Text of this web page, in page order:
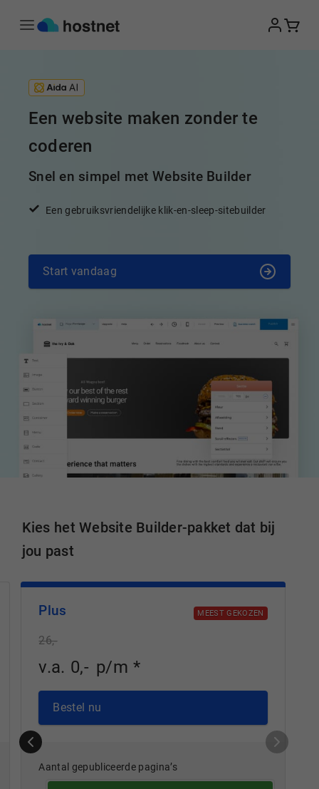
Een website maken zonder te
coderen
Snel en simpel met Website Builder
Een gebruiksvriendelijke klik-en-sleep-sitebuilder
Start vandaag
Kies het Website Builder-pakket dat bij
jou past
Plus MEEST GEKOZEN
26,-
v.a. 0,- p/m *
Bestel nu
Aantal gepubliceerde pagina’s